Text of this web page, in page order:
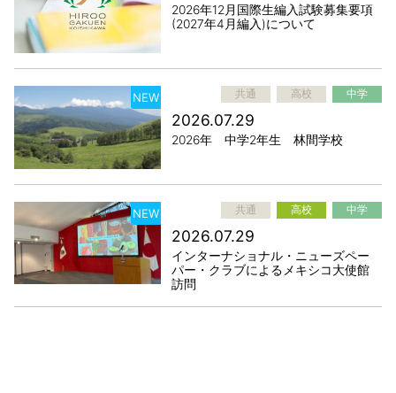
2026年12月国際生編入試験募集要項
(2027年4月編入)について
NEW 共通 高校 中学
2026.07.29
2026年 中学2年生 林間学校
NEW 共通 高校 中学
2026.07.29
インターナショナル・ニューズペー
パー・クラブによるメキシコ大使館
訪問